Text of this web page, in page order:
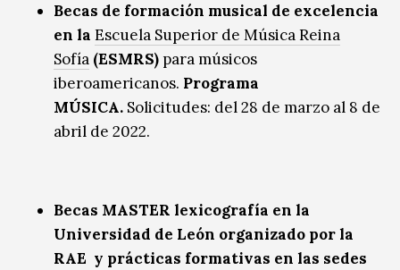
Becas de formación musical de excelencia
en la Escuela Superior de Música Reina
Sofía (ESMRS) para músicos
iberoamericanos. Programa
MÚSICA. Solicitudes: del 28 de marzo al 8 de
abril de 2022.
Becas MASTER lexicografía en la
Universidad de León organizado por la
RAE y prácticas formativas en las sedes